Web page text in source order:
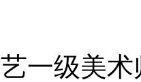
一级美术